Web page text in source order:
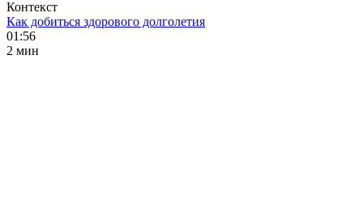
Контекст
Как добиться здорового долголетия
01:56
2 мин